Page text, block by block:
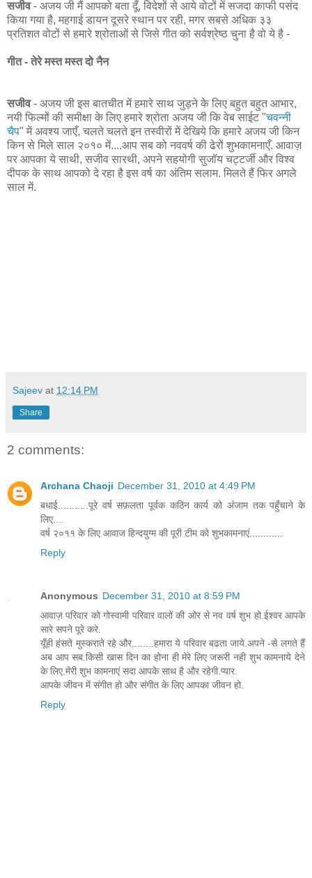
सजीव- अजय जी मैं आपको बता दूँ, विदेशों से आये वोटों में सजदा काफी पसंद
किया गया है, महगाई डायन दूसरे स्थान पर रही, मगर सबसे अधिक ३३
प्रतिशत वोटों से हमारे श्रोताओं से जिसे गीत को सर्वश्रेष्ठ चुना है वो ये है -
गीत - तेरे मस्त मस्त दो नैन
सजीव- अजय जी इस बातचीत में हमारे साथ जुड़ने के लिए बहुत बहुत आभार,
नयी फिल्मों की समीक्षा के लिए हमारे श्रोता अजय जी कि वेब साईट "चवन्नी
चैप" में अवश्य जाएँ, चलते चलते इन तस्वीरों में देखिये कि हमारे अजय जी किन
किन से मिले साल २०१० में....आप सब को नववर्ष की ढेरों शुभकामनाएँ. आवाज़
पर आपका ये साथी, सजीव सारथी, अपने सहयोगी सुजॉय चट्टर्जी और विश्व
दीपक के साथ आपको दे रहा है इस वर्ष का अंतिम सलाम. मिलते हैं फिर अगले
साल में.
Sajeev at 12:14 PM
Share
2 comments:
Archana Chaoji December 31, 2010 at 4:49 PM
बधाई...........पूरे वर्ष सफ़लता पूर्वक कठिन कार्य को अंजाम तक पहुँचाने के
लिए....
वर्ष २०११ के लिए आवाज हिन्दयुग्म की पूरी टीम को शुभकामनाएं............
Reply
Anonymous December 31, 2010 at 8:59 PM
आवाज़ परिवार को गोस्वामी परिवार वालों की ओर से नव वर्ष शुभ हो.ईश्वर आपके
सारे सपने पूरे करे.
यूँही हंसते मुस्कराते रहे और........हमारा ये परिवार बढता जाये.अपने -से लगते हैं
अब आप सब.किसी खास दिन का होना ही मेरे लिए जरूरी नही शुभ कामनाये देने
के लिए.मेरी शुभ कामनाएं सदा आपके साथ है और रहेगी.प्यार.
आपके जीवन में संगीत हो और संगीत के लिए आपका जीवन हो.
Reply